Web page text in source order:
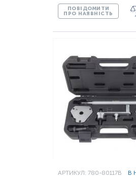
ПОВІДОМИТИ
ПРО НАЯВНІСТЬ
АРТИКУЛ: 780-80117B В